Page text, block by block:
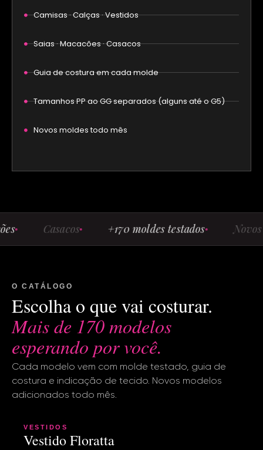
Camisas · Calças · Vestidos
Saias · Macacões · Casacos
Guia de costura em cada molde
Tamanhos PP ao GG separados (alguns até o G5)
Novos moldes todo mês
Casacos +170 moldes testados Novos todo
O CATÁLOGO
Escolha o que vai costurar.
Mais de 170 modelos
esperando por você.
Cada modelo vem com molde testado, guia de
costura e indicação de tecido. Novos modelos
adicionados todo mês.
VESTIDOS
Vestido Floratta